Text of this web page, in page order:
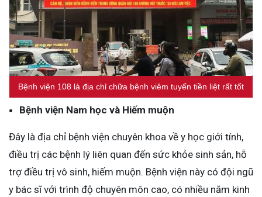
Bệnh viện 108 là địa chỉ chữa bệnh viêm tuyến tiền liệt rất tốt
Bệnh viện Nam học và Hiếm muộn
Đây là địa chỉ bệnh viện chuyên khoa về y học giới tính,
điều trị các bệnh lý liên quan đến sức khỏe sinh sản, hỗ
trợ điều trị vô sinh, hiếm muộn. Bệnh viện này có đội ngũ
y bác sĩ với trình độ chuyên môn cao, có nhiều năm kinh